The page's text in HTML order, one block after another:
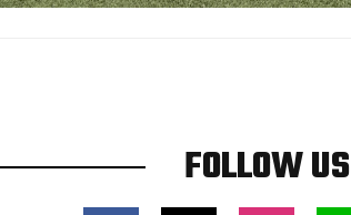
FOLLOW US